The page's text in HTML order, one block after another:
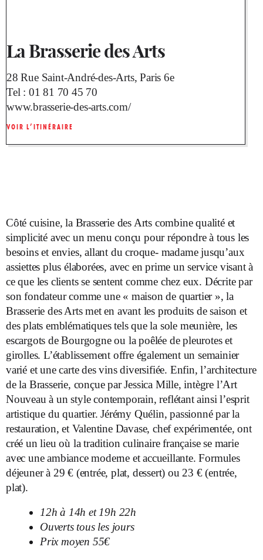
La Brasserie des Arts
28 Rue Saint-André-des-Arts, Paris 6e
Tel : 01 81 70 45 70
www.brasserie-des-arts.com/
VOIR L’ITINÉRAIRE
Côté cuisine, la Brasserie des Arts combine qualité et
simplicité avec un menu conçu pour répondre à tous les
besoins et envies, allant du croque- madame jusqu’aux
assiettes plus élaborées, avec en prime un service visant à
ce que les clients se sentent comme chez eux. Décrite par
son fondateur comme une « maison de quartier », la
Brasserie des Arts met en avant les produits de saison et
des plats emblématiques tels que la sole meunière, les
escargots de Bourgogne ou la poêlée de pleurotes et
girolles. L’établissement offre également un semainier
varié et une carte des vins diversifiée. Enfin, l’architecture
de la Brasserie, conçue par Jessica Mille, intègre l’Art
Nouveau à un style contemporain, reflétant ainsi l’esprit
artistique du quartier. Jérémy Quélin, passionné par la
restauration, et Valentine Davase, chef expérimentée, ont
créé un lieu où la tradition culinaire française se marie
avec une ambiance moderne et accueillante. Formules
déjeuner à 29 € (entrée, plat, dessert) ou 23 € (entrée,
plat).
12h à 14h et 19h 22h
Ouverts tous les jours
Prix moyen 55€